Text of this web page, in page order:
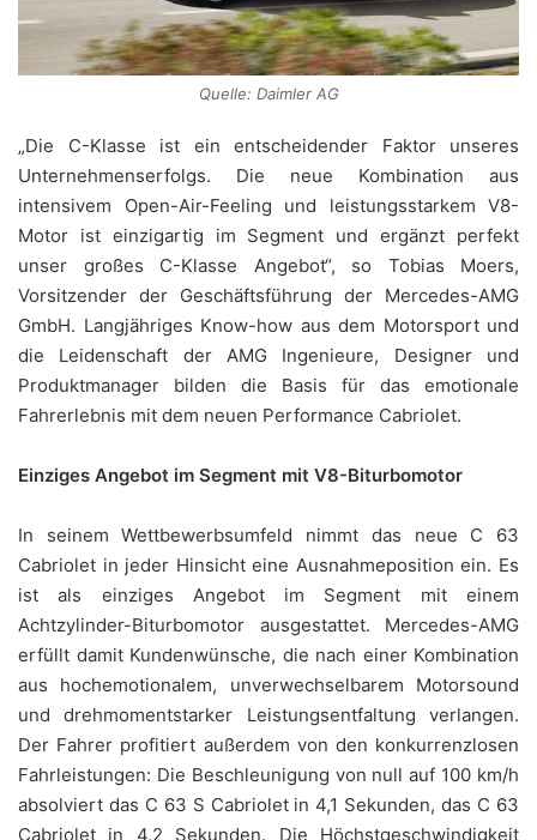
Quelle: Daimler AG
„Die C-Klasse ist ein entscheidender Faktor unseres
Unternehmenserfolgs. Die neue Kombination aus
intensivem Open-Air-Feeling und leistungsstarkem V8-
Motor ist einzigartig im Segment und ergänzt perfekt
unser großes C-Klasse Angebot“, so Tobias Moers,
Vorsitzender der Geschäftsführung der Mercedes-AMG
GmbH. Langjähriges Know-how aus dem Motorsport und
die Leidenschaft der AMG Ingenieure, Designer und
Produktmanager bilden die Basis für das emotionale
Fahrerlebnis mit dem neuen Performance Cabriolet.
Einziges Angebot im Segment mit V8-Biturbomotor
In seinem Wettbewerbsumfeld nimmt das neue C 63
Cabriolet in jeder Hinsicht eine Ausnahmeposition ein. Es
ist als einziges Angebot im Segment mit einem
Achtzylinder-Biturbomotor ausgestattet. Mercedes-AMG
erfüllt damit Kundenwünsche, die nach einer Kombination
aus hochemotionalem, unverwechselbarem Motorsound
und drehmomentstarker Leistungsentfaltung verlangen.
Der Fahrer profitiert außerdem von den konkurrenzlosen
Fahrleistungen: Die Beschleunigung von null auf 100 km/h
absolviert das C 63 S Cabriolet in 4,1 Sekunden, das C 63
Cabriolet in 4,2 Sekunden. Die Höchstgeschwindigkeit